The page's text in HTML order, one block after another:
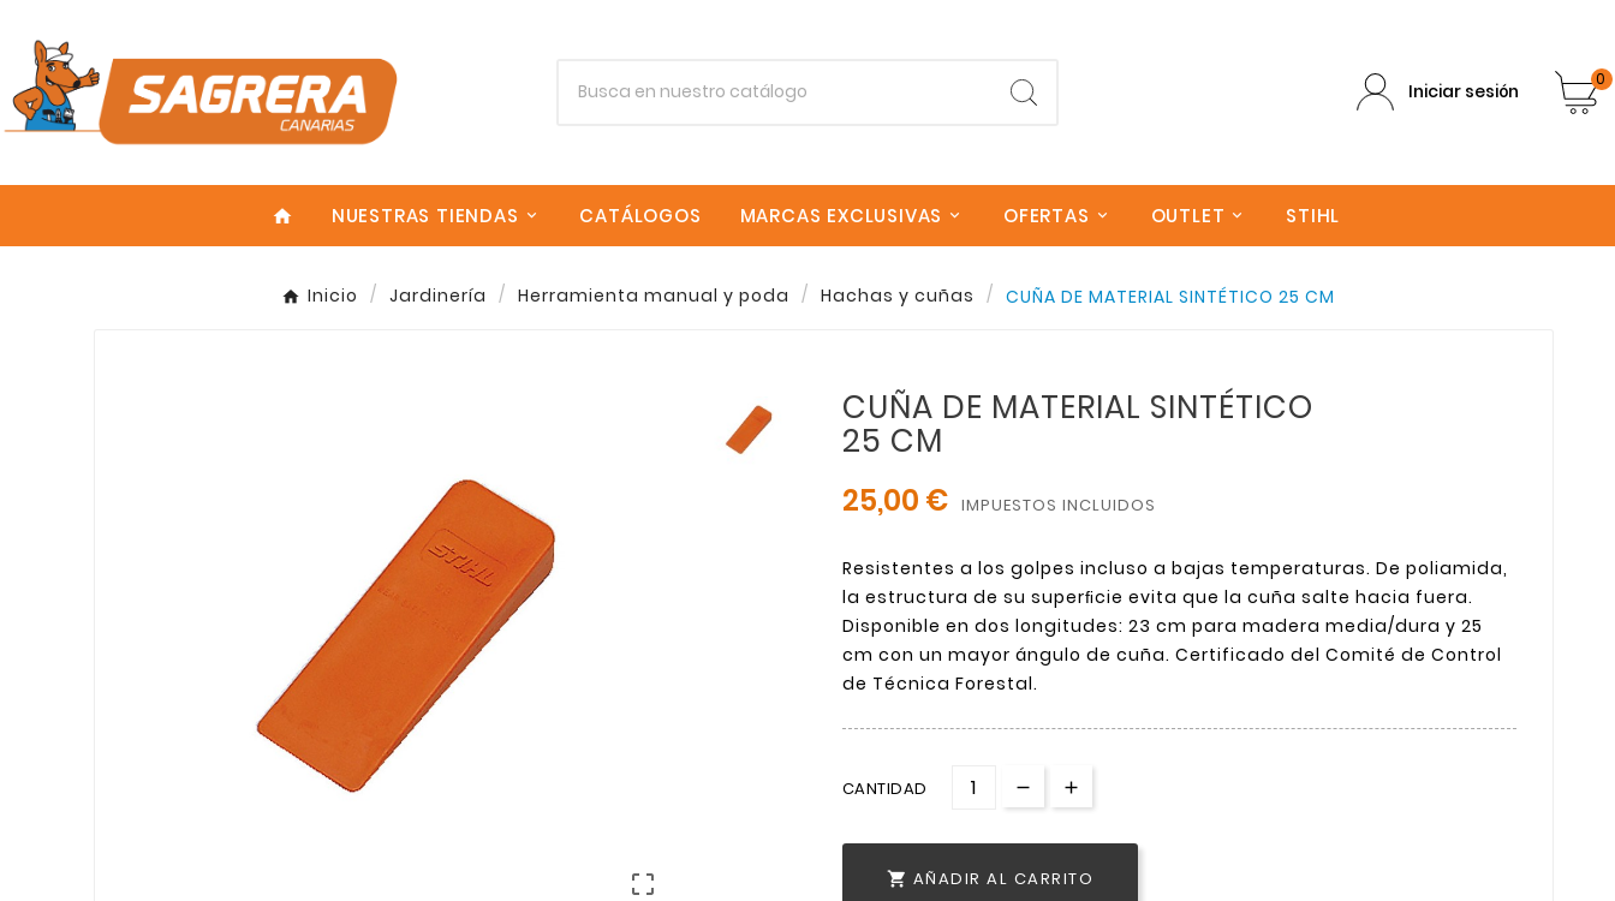
Iniciar sesión
0
home NUESTRAS TIENDAS CATÁLOGOS MARCAS EXCLUSIVAS OFERTAS OUTLET STIHL
Inicio Jardinería Herramienta manual y poda Hachas y cuñas CUÑA DE MATERIAL SINTÉTICO 25 CM

CUÑA DE MATERIAL SINTÉTICO
25 CM
25,00 € IMPUESTOS INCLUIDOS
Resistentes a los golpes incluso a bajas temperaturas. De poliamida,
la estructura de su superﬁcie evita que la cuña salte hacia fuera.
Disponible en dos longitudes: 23 cm para madera media/dura y 25
cm con un mayor ángulo de cuña. Certificado del Comité de Control
de Técnica Forestal.
CANTIDAD
 AÑADIR AL CARRITO
Empieza escribiendo lo que buscas.